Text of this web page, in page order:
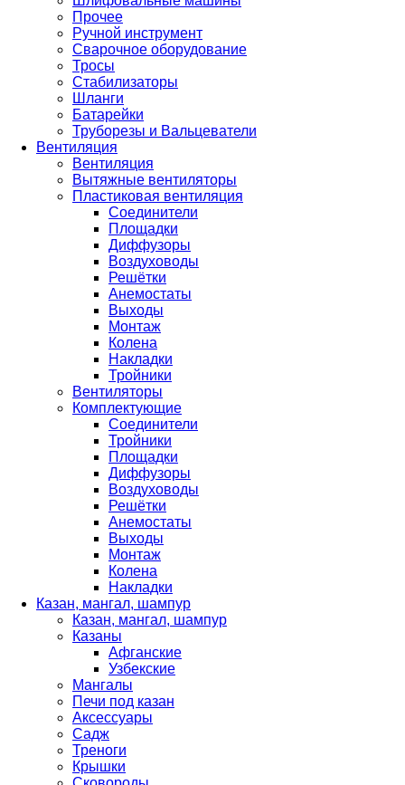
Прочее
Ручной инструмент
Сварочное оборудование
Тросы
Стабилизаторы
Шланги
Батарейки
Труборезы и Вальцеватели
Вентиляция
Вентиляция
Вытяжные вентиляторы
Пластиковая вентиляция
Соединители
Площадки
Диффузоры
Воздуховоды
Решётки
Анемостаты
Выходы
Монтаж
Колена
Накладки
Тройники
Вентиляторы
Комплектующие
Соединители
Тройники
Площадки
Диффузоры
Воздуховоды
Решётки
Анемостаты
Выходы
Монтаж
Колена
Накладки
Казан, мангал, шампур
Казан, мангал, шампур
Казаны
Афганские
Узбекские
Мангалы
Печи под казан
Аксессуары
Садж
Треноги
Крышки